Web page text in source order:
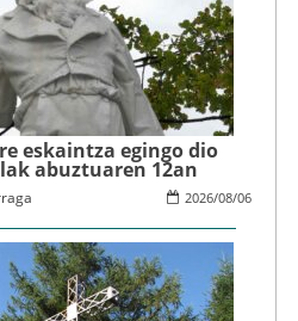
eskaintza egingo dio
abuztuaren 12an
2026/08/06